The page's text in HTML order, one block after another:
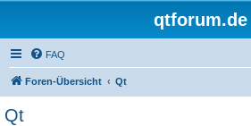
qtforum.de
FAQ
Foren-Übersicht Qt
Qt